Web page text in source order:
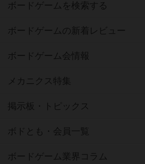
ボードゲームを検索する
ボードゲームの新着レビュー
ボードゲーム会情報
メカニクス特集
掲示板・トピックス
ボドとも・会員一覧
ボードゲーム業界コラム